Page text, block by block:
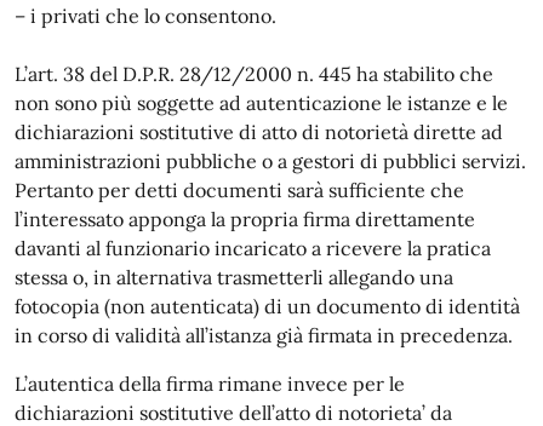
– i privati che lo consentono.
L’art. 38 del D.P.R. 28/12/2000 n. 445 ha stabilito che
non sono più soggette ad autenticazione le istanze e le
dichiarazioni sostitutive di atto di notorietà dirette ad
amministrazioni pubbliche o a gestori di pubblici servizi.
Pertanto per detti documenti sarà sufficiente che
l’interessato apponga la propria firma direttamente
davanti al funzionario incaricato a ricevere la pratica
stessa o, in alternativa trasmetterli allegando una
fotocopia (non autenticata) di un documento di identità
in corso di validità all’istanza già firmata in precedenza.
L’autentica della firma rimane invece per le
dichiarazioni sostitutive dell’atto di notorieta’ da